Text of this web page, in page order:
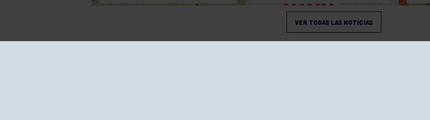
VER TODAS LAS NOTICIAS